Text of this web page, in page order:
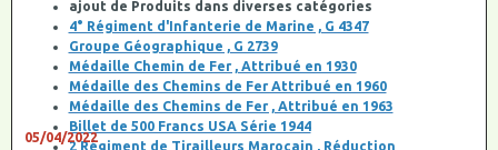
ajout de Produits dans diverses catégories
4° Régiment d'Infanterie de Marine , G 4347
Groupe Géographique , G 2739
Médaille Chemin de Fer , Attribué en 1930
Médaille des Chemins de Fer Attribué en 1960
Médaille des Chemins de Fer , Attribué en 1963
Billet de 500 Francs USA Série 1944
2 Régiment de Tirailleurs Marocain , Réduction
05/04/2022